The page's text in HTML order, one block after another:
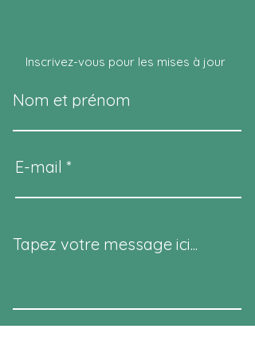
Inscrivez-vous pour les mises à jour
Nom et prénom
E-mail
Tapez votre message ici...